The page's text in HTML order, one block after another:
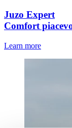
Juzo Expert
Comfort
Learn more